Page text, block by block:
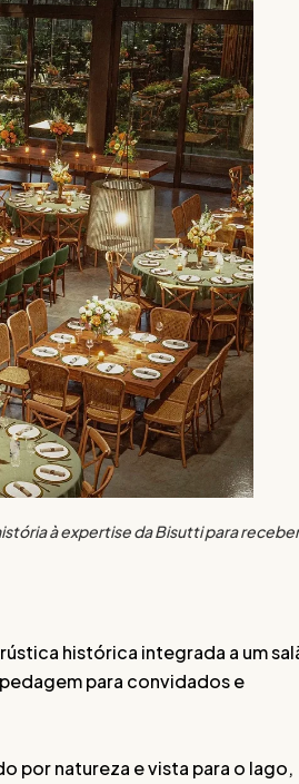
à expertise da Bisutti para receber
histórica integrada a um
para convidados e
por natureza e vista para o lago,